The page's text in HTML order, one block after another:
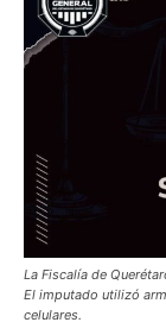
La Fiscalía de
El imputado utilizó
celulares.